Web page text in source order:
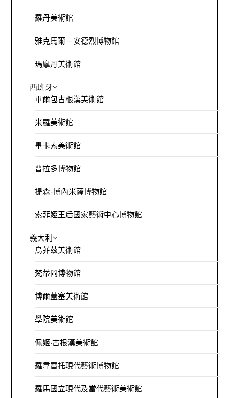
羅丹美術館
雅克馬爾－安德烈博物館
瑪摩丹美術館
西班牙
畢爾包古根漢美術館
米羅美術館
畢卡索美術館
普拉多博物館
提森-博內米薩博物館
索菲婭王后國家藝術中心博物館
義大利
烏菲茲美術館
梵蒂岡博物館
博爾蓋塞美術館
學院美術館
佩姬·古根漢美術館
羅韋雷托現代藝術博物館
羅馬國立現代及當代藝術美術館